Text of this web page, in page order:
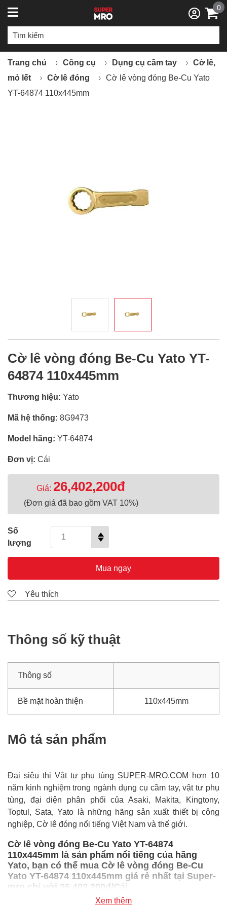
0
Trang chủ Công cụ Dụng cụ cầm tay
Cờ lê,
mỏ lết
Cờ lê đóng
Cờ lê vòng đóng Be-Cu Yato
YT-64874 110x445mm
Cờ lê vòng đóng Be-Cu Yato YT-
64874 110x445mm
Thương hiệu: Yato
Mã hệ thống: 8G9473
Model hãng: YT-64874
Đơn vị: Cái
Giá: 26,402,200đ
(Đơn giá đã bao gồm VAT 10%)
Số
lượng
Mua ngay
Yêu thích
Thông số kỹ thuật
Thông số
Bề mặt hoàn thiện 110x445mm
Mô tả sản phẩm
Đại siêu thị Vật tư phụ tùng SUPER-MRO.COM hơn 10
năm kinh nghiệm trong ngành dụng cụ cầm tay, vật tư phụ
tùng, đại diện phân phối của Asaki, Makita, Kingtony,
Toptul, Sata, Yato là những hãng sản xuất thiết bị công
nghiệp, Cờ lê đóng nổi tiếng Việt Nam và thế giới.
Cờ lê vòng đóng Be-Cu Yato YT-64874
110x445mm là sản phẩm nổi tiếng của hãng
Yato, bạn có thể mua Cờ lê vòng đóng Be-Cu
Yato YT-64874 110x445mm giá rẻ nhất tại Super-
mro chỉ với 26,402,200đ/Cái
SUPER-MRO.COM cam kết:
Xem thêm